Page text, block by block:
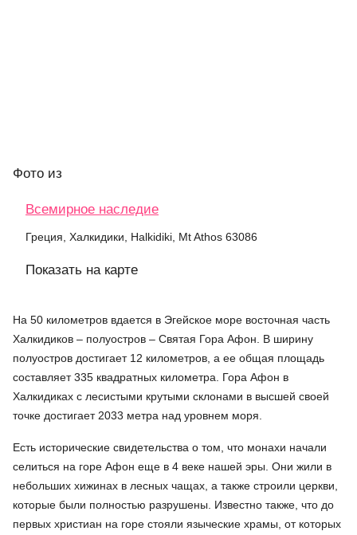
Фото из
Всемирное наследие
Греция, Халкидики, Halkidiki, Mt Athos 63086
Показать на карте
На 50 километров вдается в Эгейское море восточная часть
Халкидиков – полуостров – Святая Гора Афон. В ширину
полуостров достигает 12 километров, а ее общая площадь
составляет 335 квадратных километра. Гора Афон в
Халкидиках с лесистыми крутыми склонами в высшей своей
точке достигает 2033 метра над уровнем моря.
Есть исторические свидетельства о том, что монахи начали
селиться на горе Афон еще в 4 веке нашей эры. Они жили в
небольших хижинах в лесных чащах, а также строили церкви,
которые были полностью разрушены. Извеcтно также, что до
первых христиан на горе стояли языческие храмы, от которых